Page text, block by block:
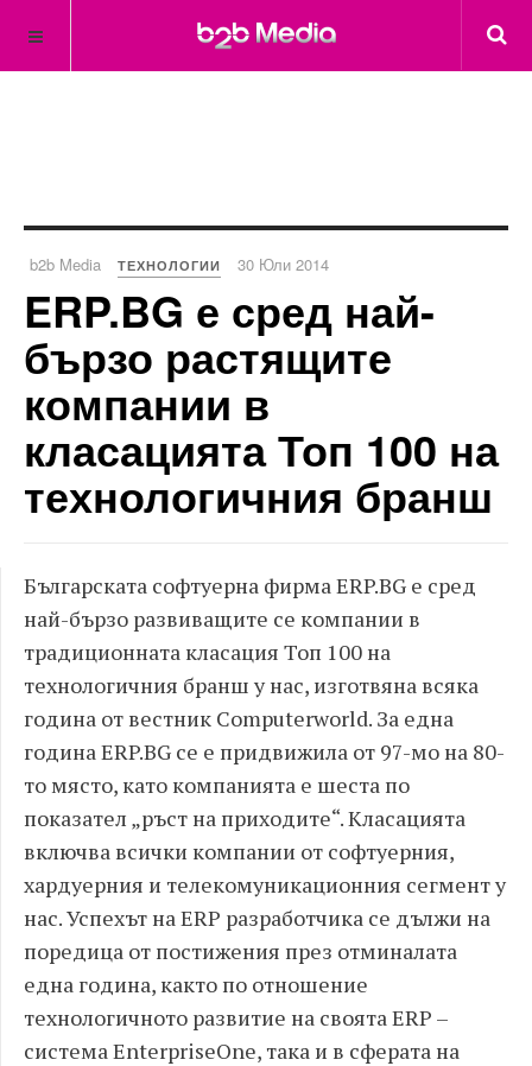
b2b Media ТЕХНОЛОГИИ 30 Юли 2014
ERP.BG е сред най-
бързо растящите
компании в
класацията Топ 100 на
технологичния бранш
Българската софтуерна фирма ERP.BG е сред
най-бързо развиващите се компании в
традиционната класация Топ 100 на
технологичния бранш у нас, изготвяна всяка
година от вестник Computerworld. За една
година ERP.BG се е придвижила от 97-мо на 80-
то място, като компанията е шеста по
показател „ръст на приходите“. Класацията
включва всички компании от софтуерния,
хардуерния и телекомуникационния сегмент у
нас. Успехът на ERP разработчика се дължи на
поредица от постижения през отминалата
една година, както по отношение
технологичното развитие на своята ERP –
система EnterpriseOne, така и в сферата на